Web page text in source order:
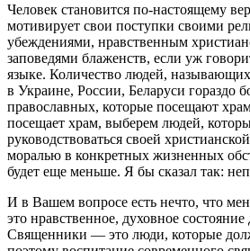
Человек становится по-настоящему
мотивирует свои поступки своими
убеждениями, нравственным
заповедями блаженств, если уж
языке. Количество людей,
в Украине, России, Беларуси гораздо
православных, которые посещают
посещает храм, выберем людей,
руководствоваться своей
моралью в конкретных жизненных
будет еще меньше. Я бы сказал так:
И в Вашем вопросе есть нечто, что
это нравственное, духовное состояние
Священники — это люди, которые